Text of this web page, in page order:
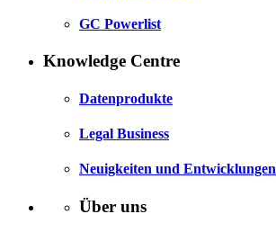
GC Powerlist
Knowledge Centre
Datenprodukte
Legal Business
Neuigkeiten und Entwicklungen
Über uns